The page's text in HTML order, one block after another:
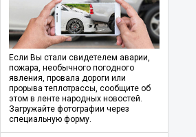
Если Вы стали свидетелем аварии,
пожара, необычного погодного
явления, провала дороги или
прорыва теплотрассы, сообщите об
этом в ленте народных новостей.
Загружайте фотографии через
специальную форму.